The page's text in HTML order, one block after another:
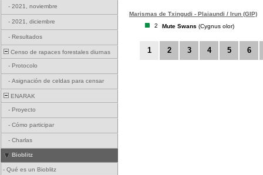
- 2021, noviembre
- 2021, diciembre
- Resultados
Censo de rapaces forestales diurnas
- Protocolo
- Asignación de celdas para censar
ENARAK
- Proyecto
- Cómo participar
- Charlas
Bioblitz
- Qué es un Bioblitz
Marismas de Txingudi - Plaiaundi / Irun (GIP)
2
Mute Swans (Cygnus olor)
1 2 3 4 5 6